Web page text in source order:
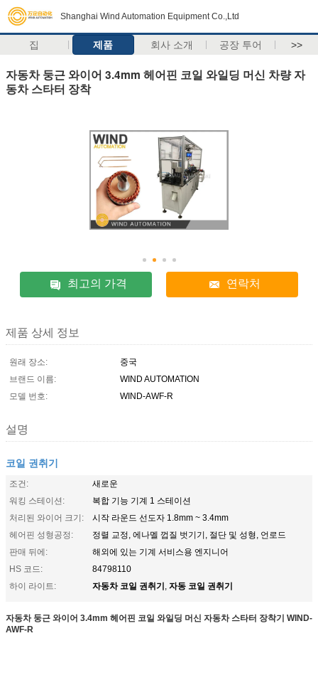
Shanghai Wind Automation Equipment Co.,Ltd
집 제품 회사 소개 공장 투어 >>
자동차 둥근 와이어 3.4mm 헤어핀 코일 와일딩 머신 차량 자
동차 스타터 장착
최고의 가격 연락처
제품 상세 정보
원래 장소:
중국
브랜드 이름:
WIND AUTOMATION
모델 번호:
WIND-AWF-R
설명
코일 권취기
조건:
새로운
워킹 스테이션:
복합 기능 기계 1 스테이션
처리된 와이어 크기:
시작 라운드 선도자 1.8mm ~ 3.4mm
헤어핀 성형공정:
정렬 교정, 에나멜 껍질 벗기기, 절단 및 성형, 언로드
판매 뒤에:
해외에 있는 기계 서비스용 엔지니어
HS 코드:
84798110
하이 라이트:
자동차 코일 권취기, 자동 코일 권취기
자동차 둥근 와이어 3.4mm 헤어핀 코일 와일딩 머신 자동차 스타터 장착기 WIND-
AWF-R